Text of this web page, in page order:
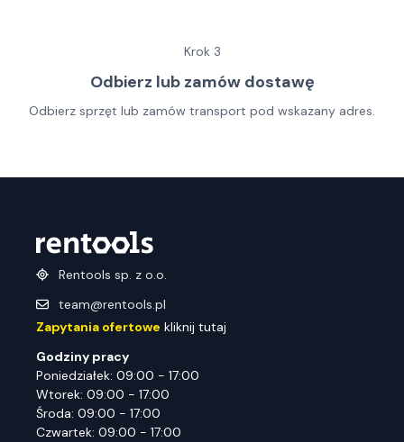
Krok 3
Odbierz lub zamów dostawę
Odbierz sprzęt lub zamów transport pod wskazany adres.
Rentools sp. z o.o.
team@rentools.pl
Zapytania ofertowe kliknij tutaj
Godziny pracy
Poniedziałek: 09:00 - 17:00
Wtorek: 09:00 - 17:00
Środa: 09:00 - 17:00
Czwartek: 09:00 - 17:00